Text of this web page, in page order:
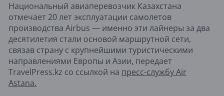
Национальный авиаперевозчик Казахстана
отмечает 20 лет эксплуатации самолетов
производства Airbus — именно эти лайнеры за два
десятилетия стали основой маршрутной сети,
связав страну с крупнейшими туристическими
направлениями Европы и Азии, передает
TravelPress.kz со ссылкой на пресс-службу Air
Astana.